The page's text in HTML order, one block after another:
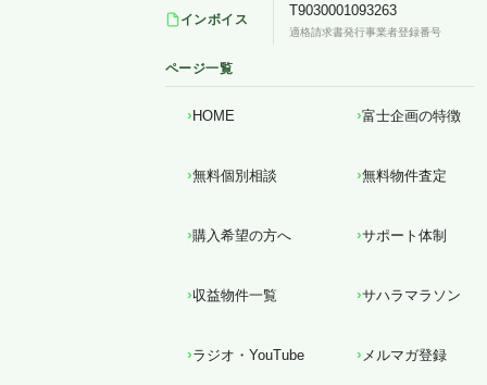
インボイス
T9030001093263
適格請求書発行事業者登録番号
ページ一覧
HOME 富士企画の特徴
無料個別相談 無料物件査定
購入希望の方へ サポート体制
収益物件一覧 サハラマラソン
ラジオ・YouTube メルマガ登録